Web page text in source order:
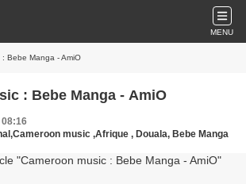
MENU
Bebe Manga - AmiO
: Bebe Manga - AmiO
08:16
music ,Afrique , Douala, Bebe Manga